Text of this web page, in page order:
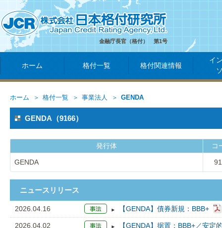
金融庁長官（格付） 第1号
ホーム 格付一覧 格付関連情報
イ
ホーム 格付一覧 事業法人 GENDA
GENDA（9166）
発行体 コ
GENDA
ニュースリリース
2026.04.16 【GENDA】債券新規：BBB+
2026.04.02 【GENDA】据置：BBB+／安定